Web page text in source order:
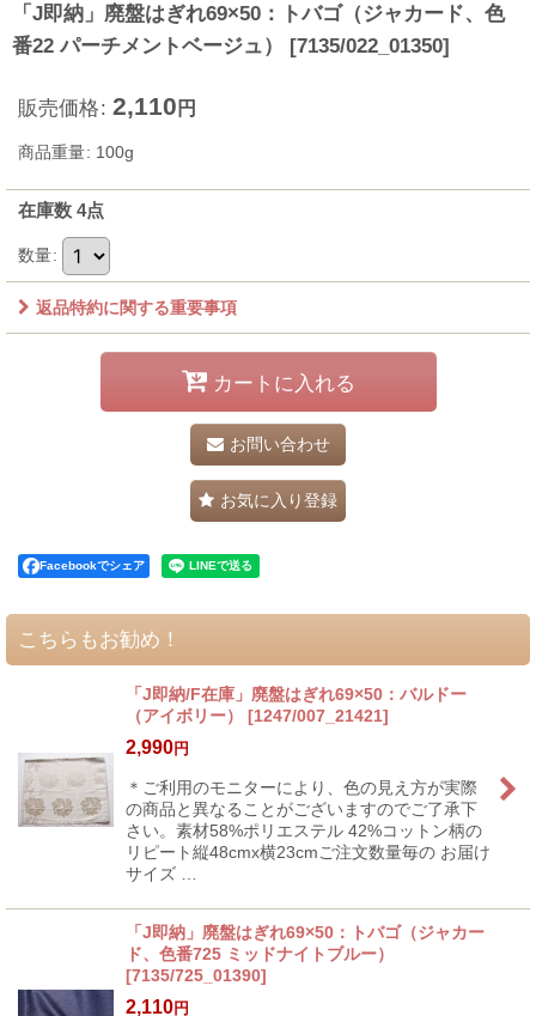
「J即納」廃盤はぎれ69×50：トバゴ（ジャカード、色
番22 パーチメントベージュ）
[7135/022_01350]
販売価格: 2,110 円
商品重量: 100g
在庫数 4点
数量:
返品特約に関する重要事項
カートに入れる
お問い合わせ
お気に入り登録
Facebookでシェア
こちらもお勧め！
「J即納/F在庫」廃盤はぎれ69×50：バルドー
（アイボリー）
[1247/007_21421]
2,990円
＊ご利用のモニターにより、色の見え方が実際
の商品と異なることがございますのでご了承下
さい。素材58%ポリエステル 42%コットン柄の
リピート縦48cmx横23cmご注文数量毎の お届け
サイズ …
「J即納」廃盤はぎれ69×50：トバゴ（ジャカー
ド、色番725 ミッドナイトブルー）
[7135/725_01390]
2,110円